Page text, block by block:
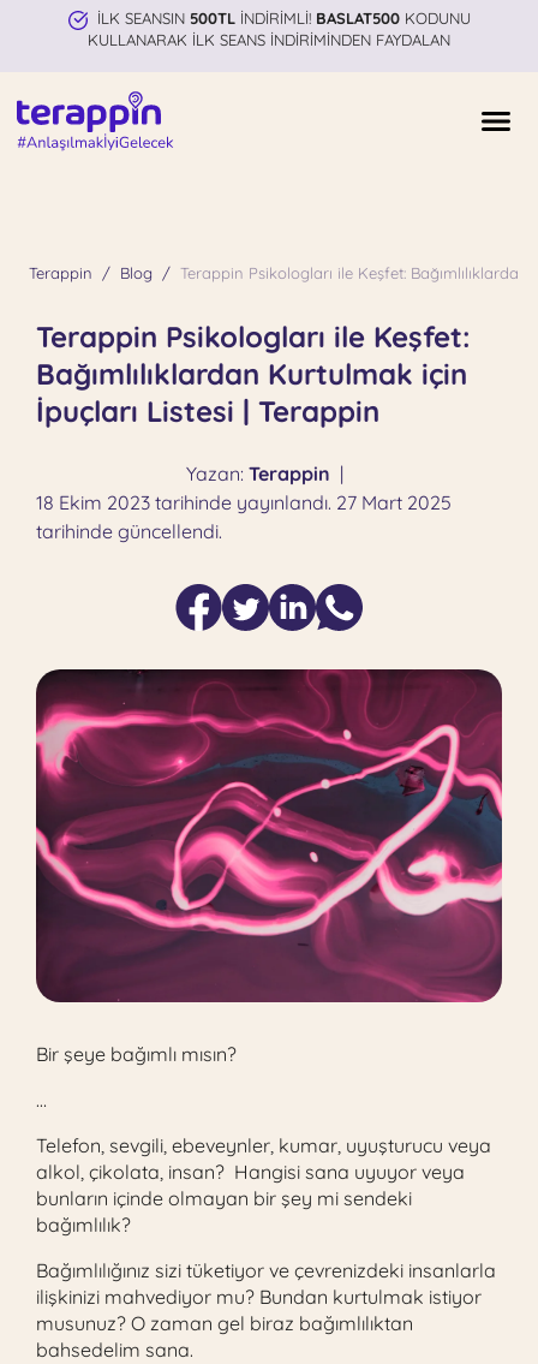
İLK SEANSIN 500TLİNDİRİMLİ! BASLAT500KODUNU
KULLANARAK İLK SEANS İNDİRİMİNDEN FAYDALAN
Terappin Blog Terappin Psikologları ile Keşfet:
Terappin Psikologları ile Keşfet:
Bağımlılıklardan Kurtulmak için
İpuçları Listesi | Terappin
Yazan: Terappin |
18 Ekim 2023 tarihinde yayınlandı. 27 Mart 2025
tarihinde güncellendi.
Bir şeye bağımlı mısın?
…
Telefon, sevgili, ebeveynler, kumar, uyuşturucu veya
alkol, çikolata, insan? Hangisi sana uyuyor veya
bunların içinde olmayan bir şey mi sendeki
bağımlılık?
Bağımlılığınız sizi tüketiyor ve çevrenizdeki insanlarla
ilişkinizi mahvediyor mu? Bundan kurtulmak istiyor
musunuz? O zaman gel biraz bağımlılıktan
bahsedelim sana.